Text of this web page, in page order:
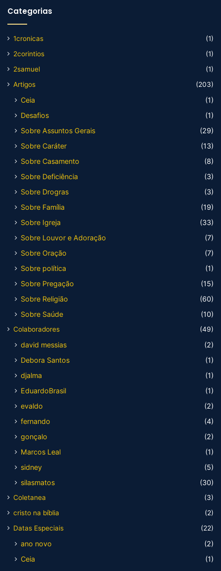
Categorias
1cronicas
(1)
2corintios
(1)
2samuel
(1)
Artigos
(203)
Ceia
(1)
Desafios
(1)
Sobre Assuntos Gerais
(29)
Sobre Caráter
(13)
Sobre Casamento
(8)
Sobre Deficiência
(3)
Sobre Drogras
(3)
Sobre Família
(19)
Sobre Igreja
(33)
Sobre Louvor e Adoração
(7)
Sobre Oração
(7)
Sobre política
(1)
Sobre Pregação
(15)
Sobre Religião
(60)
Sobre Saúde
(10)
Colaboradores (49)
david messias
(2)
Debora Santos
(1)
djalma
(1)
EduardoBrasil
(1)
evaldo
(2)
fernando
(4)
gonçalo
(2)
Marcos Leal
(1)
sidney
(5)
silasmatos
(30)
Coletanea
(3)
cristo na bíblia
(2)
Datas Especiais
(22)
ano novo
(2)
Ceia
(1)